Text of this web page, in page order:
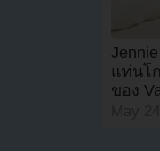
แท่นโ
ของ